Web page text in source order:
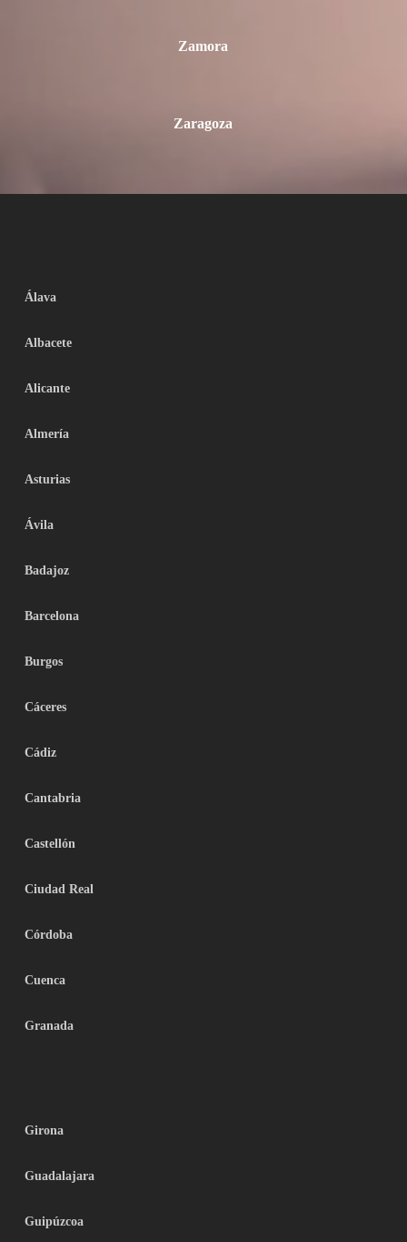
Zamora
Zaragoza
Álava
Albacete
Alicante
Almería
Asturias
Ávila
Badajoz
Barcelona
Burgos
Cáceres
Cádiz
Cantabria
Castellón
Ciudad Real
Córdoba
Cuenca
Granada
Girona
Guadalajara
Guipúzcoa